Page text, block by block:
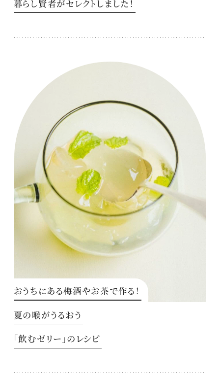
暮らし賢者がセレクトしました！
おうちにある梅酒やお茶で作る！
夏の喉がうるおう
「飲むゼリー」のレシピ